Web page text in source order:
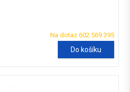
Na dotaz 602 569 395
Do košíku